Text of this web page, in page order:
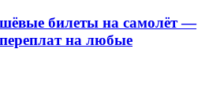
билеты на самолёт —
на любые